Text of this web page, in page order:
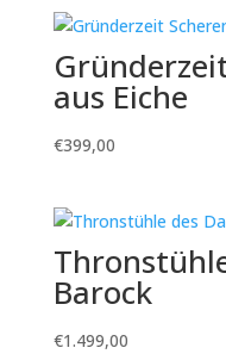
aus Eiche
€399,00
Barock
€1.499,00